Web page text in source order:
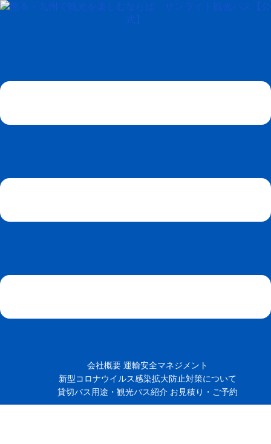
コ
ス
プ
会社概要 運輸安全マネジメント
新型コロナウイルス感染拡大防止対策について
貸切バス用途・観光バス紹介 お見積り・ご予約